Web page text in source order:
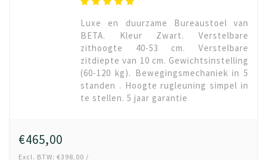
Luxe en duurzame Bureaustoel van
BETA. Kleur Zwart. Verstelbare
zithoogte 40-53 cm. Verstelbare
zitdiepte van 10 cm. Gewichtsinstelling
(60-120 kg). Bewegingsmechaniek in 5
standen . Hoogte rugleuning simpel in
te stellen. 5 jaar garantie
€465,00
Excl. BTW: €398,00 /